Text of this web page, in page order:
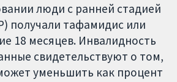
люди с ранней стадией
получали тафамидис или
18 месяцев. Инвалидность
свидетельствуют о том,
уменьшить как процент